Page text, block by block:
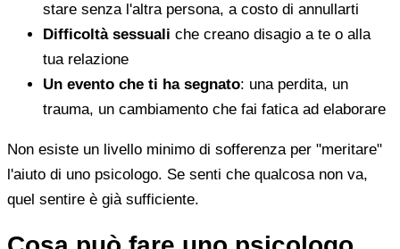
stare senza l'altra persona, a costo di annullarti
Difficoltà sessuali che creano disagio a te o alla
tua relazione
Un evento che ti ha segnato: una perdita, un
trauma, un cambiamento che fai fatica ad elaborare
Non esiste un livello minimo di sofferenza per "meritare"
l'aiuto di uno psicologo. Se senti che qualcosa non va,
quel sentire è già sufficiente.